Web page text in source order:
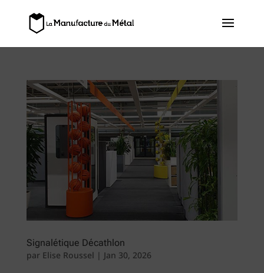
Signalétique Décathlon
par Elise Roussel |Jan 30, 2026